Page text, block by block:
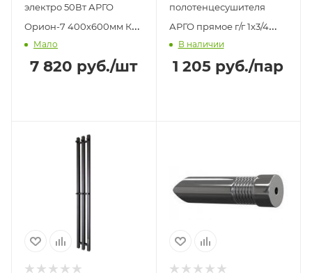
электро 50Вт АРГО
Орион-7 400х600мм К-
кнопка справа хром
Мало
7 820 руб./шт
полотенцесушителя
АРГО прямое г/г 1х3/4
хром
В наличии
1 205 руб./пар